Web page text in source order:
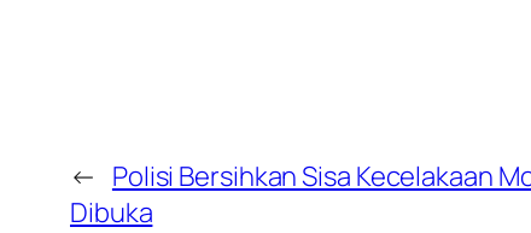
← Polisi Bersihkan Sisa Kecelakaan
Dibuka